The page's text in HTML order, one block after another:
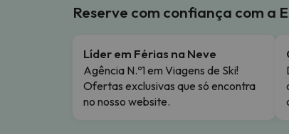
Reserve com confiança com a
Líder em Férias na Neve
Agência N.º1 em Viagens de Ski!
Ofertas exclusivas que só encontra
no nosso website.